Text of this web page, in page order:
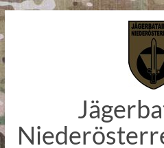
Zum
springen